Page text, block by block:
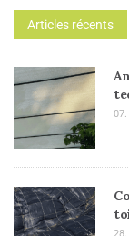
Articles récents
28.